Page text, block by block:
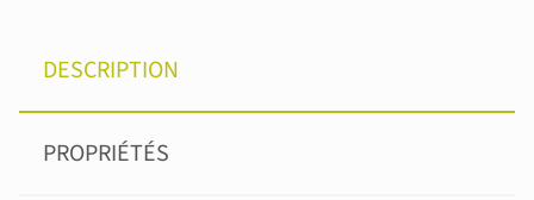
DESCRIPTION
PROPRIÉTÉS